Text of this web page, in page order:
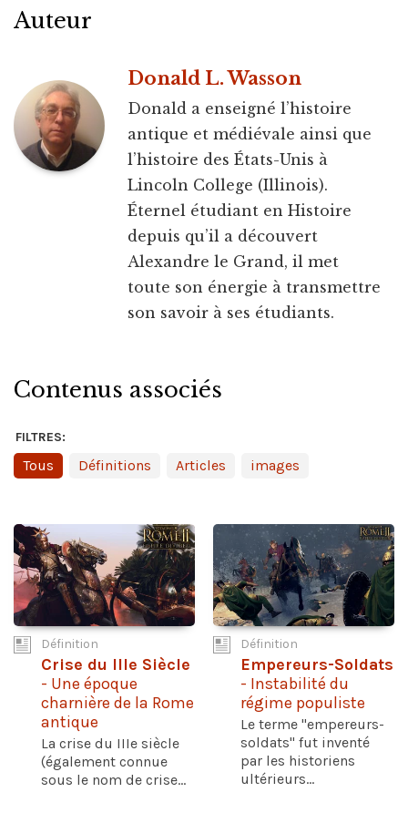
Auteur
Donald L. Wasson
Donald a enseigné l’histoire
antique et médiévale ainsi que
l’histoire des États-Unis à
Lincoln College (Illinois).
Éternel étudiant en Histoire
depuis qu’il a découvert
Alexandre le Grand, il met
toute son énergie à transmettre
son savoir à ses étudiants.
Contenus associés
FILTRES:
Tous Définitions Articles images
Définition
Crise du IIIe Siècle
- Une époque
charnière de la Rome
antique
La crise du IIIe siècle
(également connue
sous le nom de crise...
Définition
Empereurs-Soldats
- Instabilité du
régime populiste
Le terme "empereurs-
soldats" fut inventé
par les historiens
ultérieurs...